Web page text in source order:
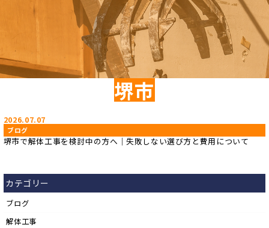
堺市
2026.07.07
ブログ
堺市で解体工事を検討中の方へ｜失敗しない選び方と費用について
カテゴリー
ブログ
解体工事